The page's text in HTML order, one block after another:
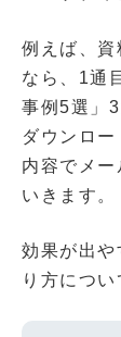
例えば、資
なら、1通
事例5選」
ダウンロ
内容でメ
いきます。
効果が出
り方につ